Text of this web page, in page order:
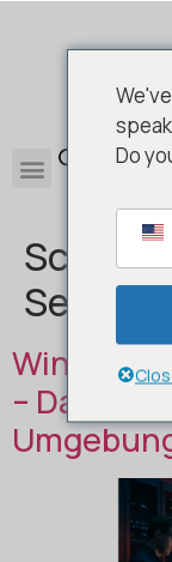
0
Server
Windows
– Das
Do